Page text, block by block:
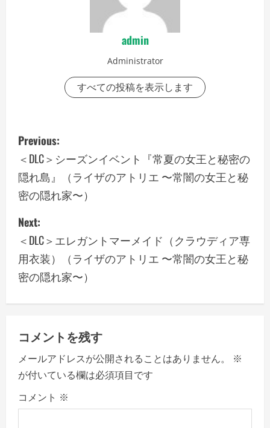
admin
Administrator
すべての投稿を表示します
P
o
s
t
n
a
v
i
g
a
t
i
Previous:
＜DLC＞シーズンイベント『常夏の女王と秘密の
隠れ島』（ライザのアトリエ 〜常闇の女王と秘
密の隠れ家〜）
Next:
＜DLC＞エレガントマーメイド（クラウディア専
用衣装）（ライザのアトリエ 〜常闇の女王と秘
密の隠れ家〜）
コメントを残す
メールアドレスが公開されることはありません。
※
が付いている欄は必須項目です
コメント ※